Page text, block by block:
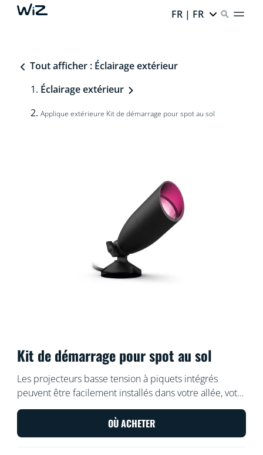
FR | FR
Tout afficher : Éclairage extérieur
Éclairage extérieur
Applique extérieure Kit de démarrage pour spot au sol
Kit de démarrage pour spot au sol
Les projecteurs basse tension à piquets intégrés
peuvent être facilement installés dans votre allée, votre
cour avant ou votre cour arrière, pour créer des lignes
de lumières vives et dynamiques. Vous pouvez
contrôler les lumières à l’aide de votre système Wi-Fi
OÙ ACHETER